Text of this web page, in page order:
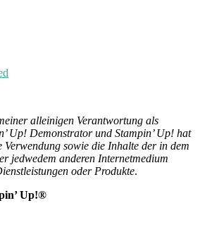
alleinigen Verantwortung als
Up! Demonstrator und Stampin’ Up! hat
Verwendung sowie die Inhalte der in dem
jedwedem anderen Internetmedium
oder Produkte.
Up!®